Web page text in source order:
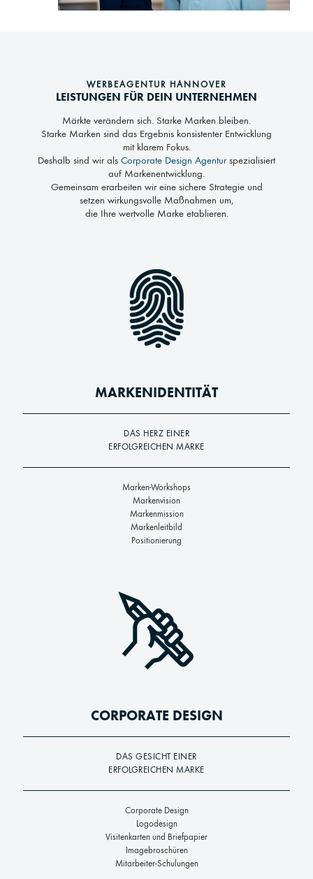
WERBEAGENTUR HANNOVER
LEISTUNGEN FÜR DEIN UNTERNEHMEN
Märkte verändern sich. Starke Marken bleiben.
Starke Marken sind das Ergebnis konsistenter Entwicklung
mit klarem Fokus.
Deshalb sind wir als Corporate Design Agenturspezialisiert
auf Markenentwicklung.
Gemeinsam erarbeiten wir eine sichere Strategie und
setzen wirkungsvolle Maßnahmen um,
die Ihre wertvolle Marke etablieren.
MARKENIDENTITÄT
DAS HERZ EINER
ERFOLGREICHEN MARKE
Marken-Workshops
Markenvision
Markenmission
Markenleitbild
Positionierung
CORPORATE DESIGN
DAS GESICHT EINER
ERFOLGREICHEN MARKE
Corporate Design
Logodesign
Visitenkarten und Briefpapier
Imagebroschüren
Mitarbeiter-Schulungen